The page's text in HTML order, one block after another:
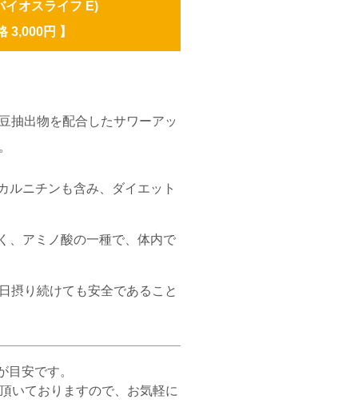
イオスライフ E)
3,000円 】
抽出物を配合したサワーアッ
ルニチンも含み、ダイエット
、アミノ酸の一種で、体内で
摂り続けても安全であること
目安です。
いておりますので、お気軽に